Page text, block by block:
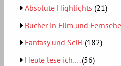
Absolute Highlights (21)
Bücher in Film und
Fantasy und SciFi (182)
Heute lese ich….(56)